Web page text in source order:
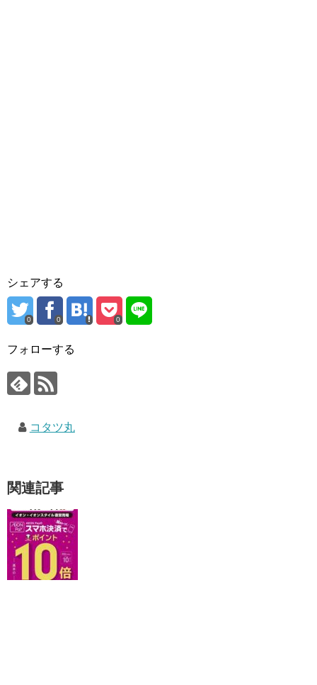
シェアする
0 0 0
フォローする
コタツ丸
関連記事